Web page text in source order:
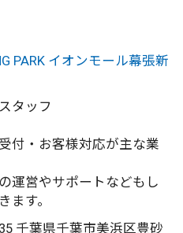
PARK イオンモール幕張新
タッフ
付・お客様対応が主な業
運営やサポートなどもし
ます。
千葉県千葉市美浜区豊砂